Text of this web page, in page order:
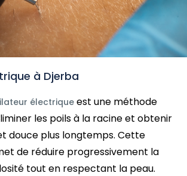
à Djerba
électrique est une méthode
les poils à la racine et obtenir
douce plus longtemps. Cette
de réduire progressivement la
tout en respectant la peau.